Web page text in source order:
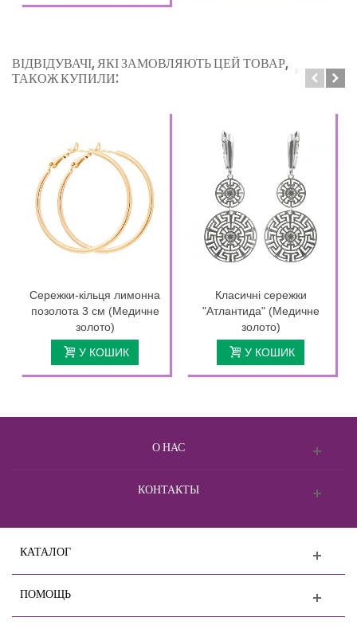
ВІДВІДУВАЧІ, ЯКІ ЗАМОВЛЯЮТЬ ЦЕЙ ТОВАР,
ТАКОЖ КУПИЛИ:
Сережки-кільця лимонна
позолота 3 см (Медичне
золото)
У КОШИК
Класичні сережки
"Атлантида" (Медичне
золото)
У КОШИК
О НАС
КОНТАКТЫ
КАТАЛОГ
ПОМОЩЬ